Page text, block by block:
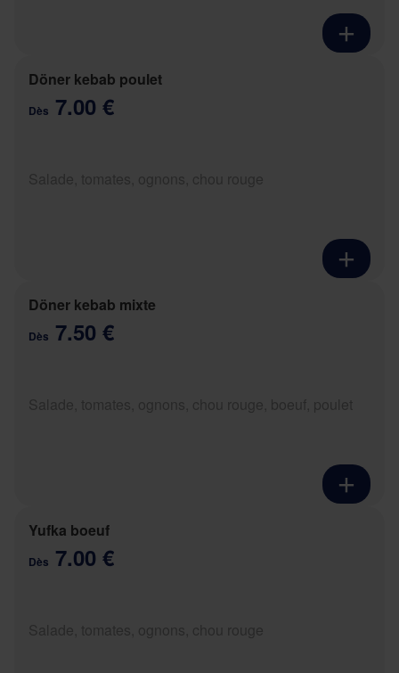
Döner kebab poulet
Dès 7.00 €
Döner kebab mixte
Dès 7.50 €
Yufka boeuf
Dès 7.00 €